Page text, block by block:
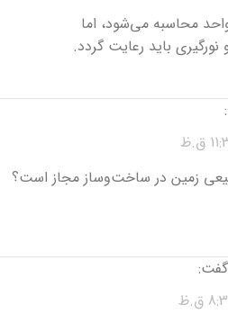
محاسبه می‌شود، اما
باید رعایت گردد.
طبیعی زمین در ساخت‌وساز مجاز است؟
گفت: